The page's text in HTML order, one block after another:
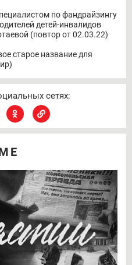
по фандрайзингу
детей-инвалидов
(повтор от 02.03.22)
старое название для
сетях: